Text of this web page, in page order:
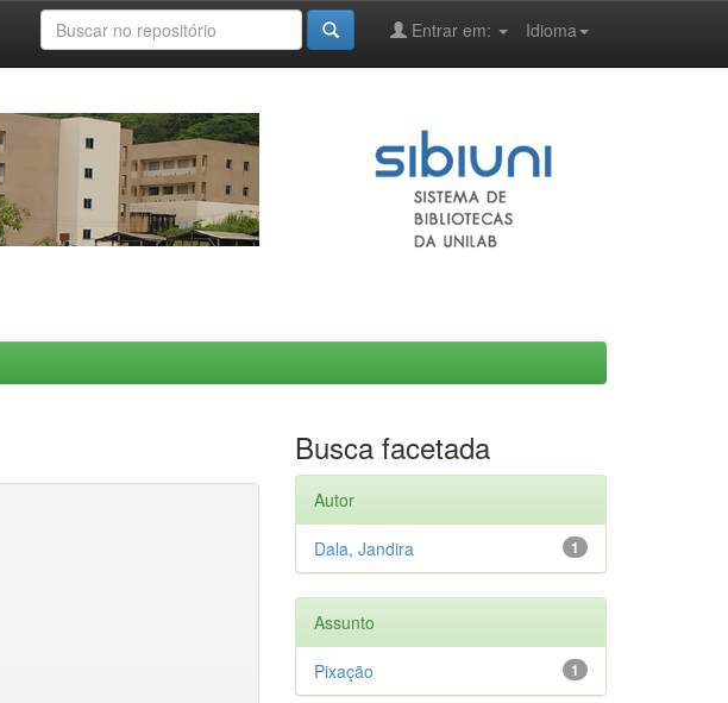
Idioma
Entrar em:
Busca facetada
Autor
1
Dala, Jandira
Assunto
1
Pixação